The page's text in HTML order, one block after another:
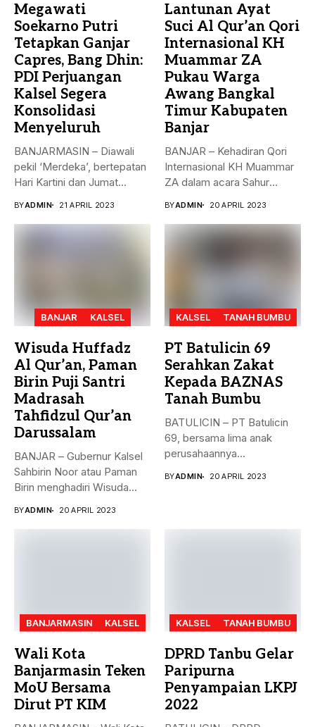
Megawati
Soekarno Putri
Tetapkan Ganjar
Capres, Bang Dhin:
PDI Perjuangan
Kalsel Segera
Konsolidasi
Menyeluruh
BANJARMASIN – Diawali
pekil ‘Merdeka’, bertepatan
Hari Kartini dan Jumat
BYADMIN 21 APRIL 2023
Lantunan Ayat
Suci Al Qur’an Qori
Internasional KH
Muammar ZA
Pukau Warga
Awang Bangkal
Timur Kabupaten
Banjar
BANJAR – Kehadiran Qori
Internasional KH Muammar
ZA dalam acara Sahur
BYADMIN 20 APRIL 2023
BANJAR KALSEL
Wisuda Huffadz
Al Qur’an, Paman
Birin Puji Santri
Madrasah
Tahfidzul Qur’an
Darussalam
BANJAR – Gubernur Kalsel
Sahbirin Noor atau Paman
Birin menghadiri Wisuda
BYADMIN 20 APRIL 2023
KALSEL TANAH BUMBU
PT Batulicin 69
Serahkan Zakat
Kepada BAZNAS
Tanah Bumbu
BATULICIN – PT Batulicin
69, bersama lima anak
perusahaannya
BYADMIN 20 APRIL 2023
BANJARMASIN KALSEL
Wali Kota
Banjarmasin Teken
MoU Bersama
Dirut PT KIM
KALSEL TANAH BUMBU
DPRD Tanbu Gelar
Paripurna
Penyampaian LKPJ
2022